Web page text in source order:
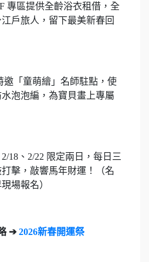
專區提供全齡浴衣租借，全
戶旅人，留下最美新春回
邀「童萌繪」名師駐點，使
泡泡編，為寶貝畫上專屬
2/18、2/22 限定兩日，每日三
擊，敲響馬年財運！（名
場報名）
➔2026新春開運祭